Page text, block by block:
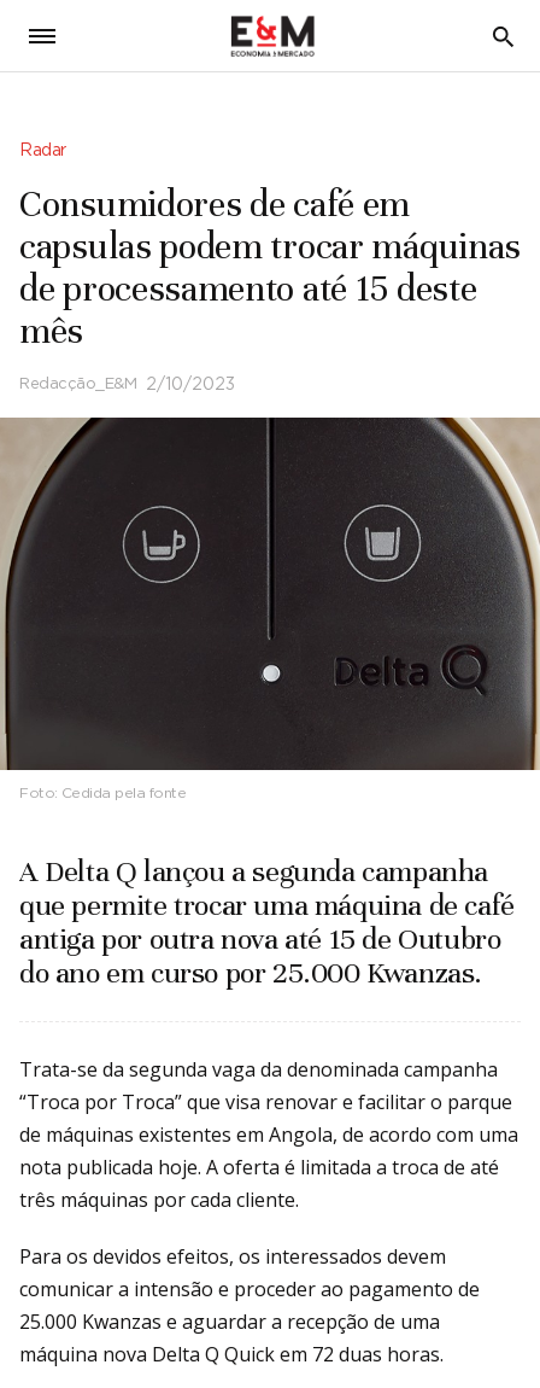
5
Radar
Consumidores de café em
capsulas podem trocar máquinas
de processamento até 15 deste
mês
Redacção_E&M 2/10/2023
Foto: Cedida pela fonte
A Delta Q lançou a segunda campanha
que permite trocar uma máquina de café
antiga por outra nova até 15 de Outubro
do ano em curso por 25.000 Kwanzas.
Trata-se da segunda vaga da denominada campanha
“Troca por Troca” que visa renovar e facilitar o parque
de máquinas existentes em Angola, de acordo com uma
nota publicada hoje. A oferta é limitada a troca de até
três máquinas por cada cliente.
Para os devidos efeitos, os interessados devem
comunicar a intensão e proceder ao pagamento de
25.000 Kwanzas e aguardar a recepção de uma
máquina nova Delta Q Quick em 72 duas horas.